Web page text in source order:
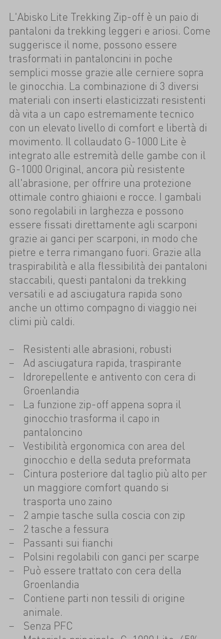
L'Abisko Lite Trekking Zip-off è un paio di
pantaloni da trekking leggeri e ariosi. Come
suggerisce il nome, possono essere
trasformati in pantaloncini in poche
semplici mosse grazie alle cerniere sopra
le ginocchia. La combinazione di 3 diversi
materiali con inserti elasticizzati resistenti
dà vita a un capo estremamente tecnico
con un elevato livello di comfort e libertà di
movimento. Il collaudato G-1000 Lite è
integrato alle estremità delle gambe con il
G-1000 Original, ancora più resistente
all'abrasione, per offrire una protezione
ottimale contro ghiaioni e rocce. I gambali
sono regolabili in larghezza e possono
essere fissati direttamente agli scarponi
grazie ai ganci per scarponi, in modo che
pietre e terra rimangano fuori. Grazie alla
traspirabilità e alla flessibilità dei pantaloni
staccabili, questi pantaloni da trekking
versatili e ad asciugatura rapida sono
anche un ottimo compagno di viaggio nei
climi più caldi.
Resistenti alle abrasioni, robusti
Ad asciugatura rapida, traspirante
Idrorepellente e antivento con cera di
Groenlandia
La funzione zip-off appena sopra il
ginocchio trasforma il capo in
pantaloncino
Vestibilità ergonomica con area del
ginocchio e della seduta preformata
Cintura posteriore dal taglio più alto per
un maggiore comfort quando si
trasporta uno zaino
2 ampie tasche sulla coscia con zip
2 tasche a fessura
Passanti sui fianchi
Polsini regolabili con ganci per scarpe
Può essere trattato con cera della
Groenlandia
Contiene parti non tessili di origine
animale.
Senza PFC